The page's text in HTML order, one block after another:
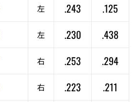
左 .243
.125
左 .230
.438
右 .253
.294
右 .223
.211